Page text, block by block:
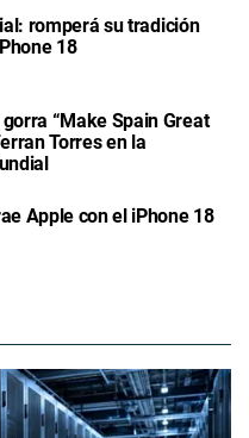
romperá su tradición
18
“Make Spain Great
Torres en la
Apple con el iPhone 18